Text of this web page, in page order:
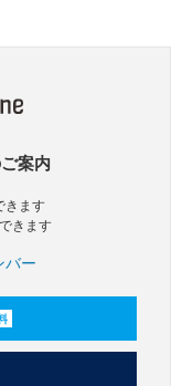
案内
きます
きます
バー